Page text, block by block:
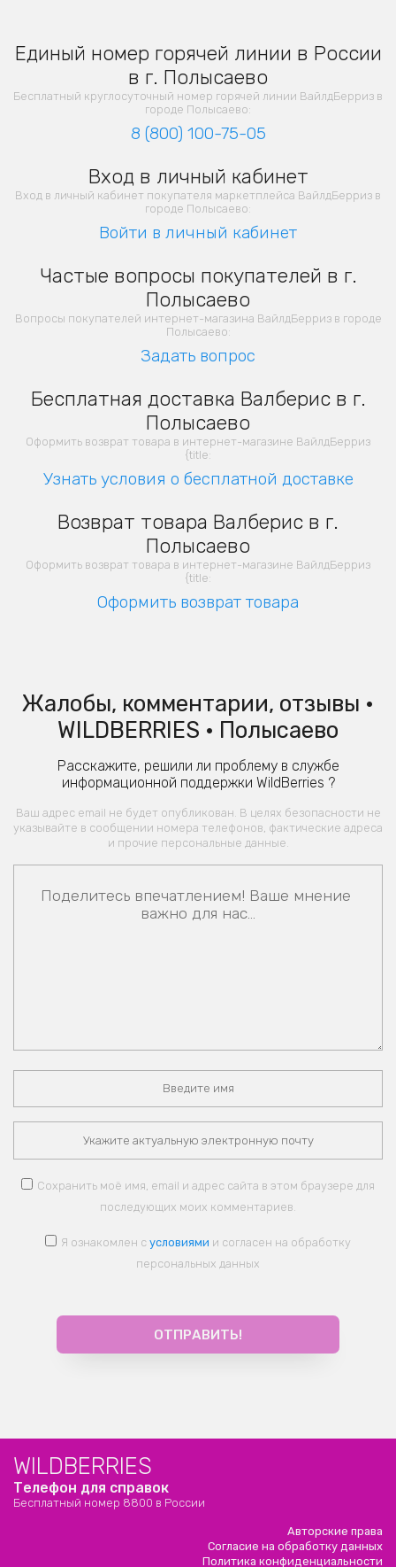
Единый номер горячей линии в России
в г. Полысаево
Бесплатный круглосуточный номер горячей линии ВайлдБерриз в
городе Полысаево:
8 (800) 100-75-05
Вход в личный кабинет
Вход в личный кабинет покупателя маркетплейса ВайлдБерриз в
городе Полысаево:
Войти в личный кабинет
Частые вопросы покупателей в г.
Полысаево
Вопросы покупателей интернет-магазина ВайлдБерриз в городе
Полысаево:
Задать вопрос
Бесплатная доставка Валберис в г.
Полысаево
Оформить возврат товара в интернет-магазине ВайлдБерриз
{title:
Узнать условия о бесплатной доставке
Возврат товара Валберис в г.
Полысаево
Оформить возврат товара в интернет-магазине ВайлдБерриз
{title:
Оформить возврат товара
Жалобы, комментарии, отзывы •
WILDBERRIES • Полысаево
Расскажите, решили ли проблему в службе
информационной поддержки WildBerries ?
Ваш адрес email не будет опубликован. В целях безопасности не
указывайте в сообщении номера телефонов, фактические адреса
и прочие персональные данные.
Сохранить моё имя, email и адрес сайта в этом браузере для
последующих моих комментариев.
Я ознакомлен с условиями и согласен на обработку
персональных данных
WILDBERRIES
Телефон для справок
Бесплатный номер 8800 в России
Авторские права
Согласие на обработку данных
Политика конфиденциальности